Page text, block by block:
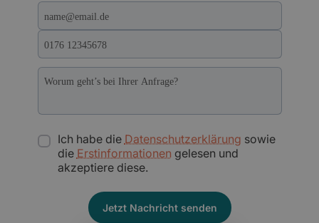
Ich habe die Datenschutzerklärung sowie
die Erstinformationen gelesen und
akzeptiere diese.